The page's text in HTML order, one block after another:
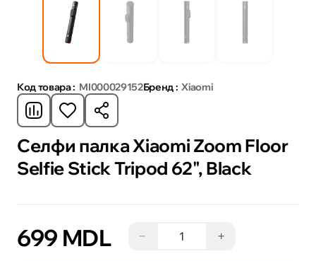
Код товара : MI000029152Бренд : Xiaomi
Селфи палка Xiaomi Zoom Floor
Selfie Stick Tripod 62", Black
699 MDL − +